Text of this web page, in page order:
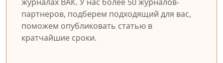
партнеров, подберем подходящий для вас,
поможем опубликовать статью в
кратчайшие сроки.